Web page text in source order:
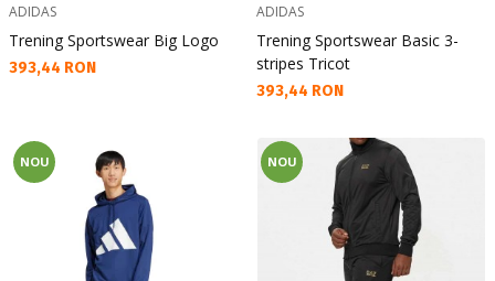
ADIDAS
Trening Sportswear Big Logo
Текуща цена:
393,44 RON
ADIDAS
Trening Sportswear Basic 3-
stripes Tricot
Текуща цена:
393,44 RON
NOU NOU